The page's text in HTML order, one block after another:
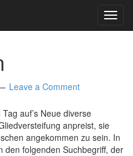
Leave a Comment
auf’s Neue diverse
anpreist, sie
angekommen zu sein. In
den folgenden Suchbegriff, der